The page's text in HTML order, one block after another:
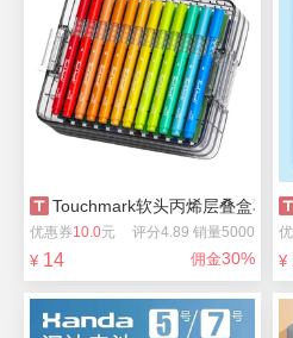
Touchmark软头丙烯层叠盒马克
优惠券10.0元 评分4.89 销量5000
¥ 14 佣金30% ¥